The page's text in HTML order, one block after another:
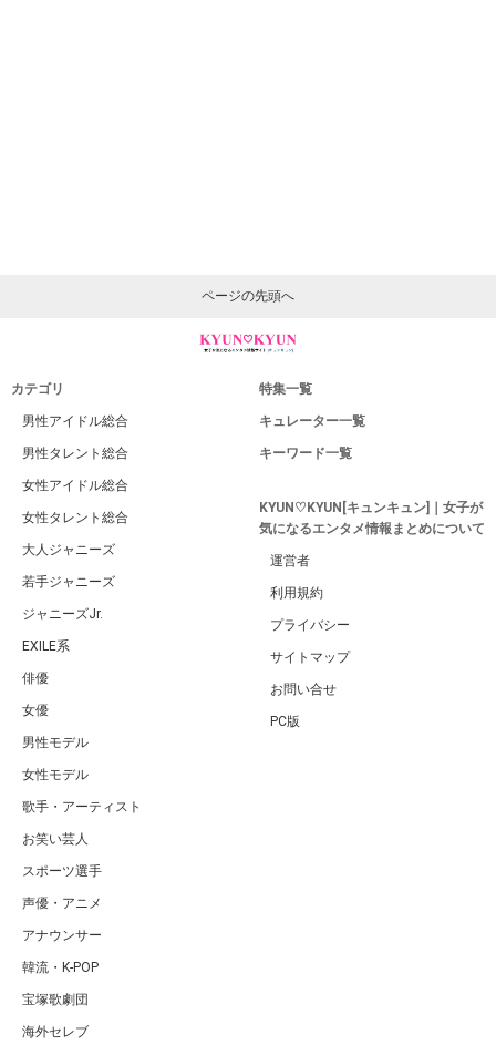
ページの先頭へ
カテゴリ
男性アイドル総合
男性タレント総合
女性アイドル総合
女性タレント総合
大人ジャニーズ
若手ジャニーズ
ジャニーズJr.
EXILE系
俳優
女優
男性モデル
女性モデル
歌手・アーティスト
お笑い芸人
スポーツ選手
声優・アニメ
アナウンサー
韓流・K-POP
宝塚歌劇団
海外セレブ
特集一覧
キュレーター一覧
キーワード一覧
KYUN♡KYUN[キュンキュン]｜女子が
気になるエンタメ情報まとめについて
運営者
利用規約
プライバシー
サイトマップ
お問い合せ
PC版